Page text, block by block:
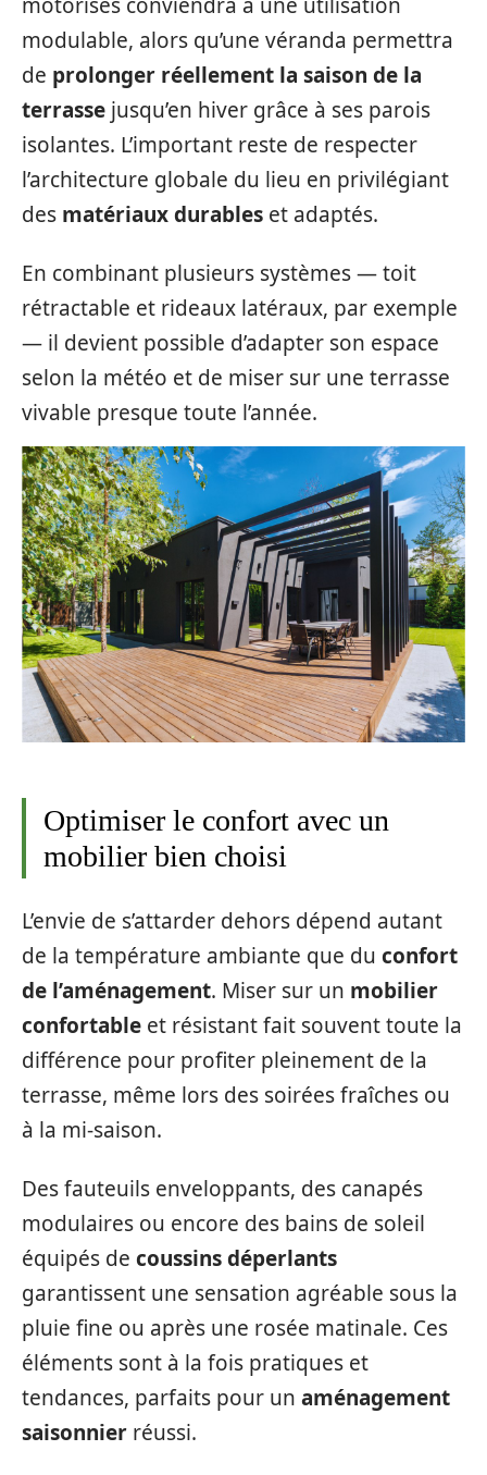
modulable, alors qu’une véranda permettra
de prolonger réellement la saison de la
terrasse jusqu’en hiver grâce à ses parois
isolantes. L’important reste de respecter
l’architecture globale du lieu en privilégiant
des matériaux durables et adaptés.
En combinant plusieurs systèmes — toit
rétractable et rideaux latéraux, par exemple
— il devient possible d’adapter son espace
selon la météo et de miser sur une terrasse
vivable presque toute l’année.
Optimiser le confort avec un
mobilier bien choisi
L’envie de s’attarder dehors dépend autant
de la température ambiante que du confort
de l’aménagement. Miser sur un mobilier
confortable et résistant fait souvent toute la
différence pour profiter pleinement de la
terrasse, même lors des soirées fraîches ou
à la mi-saison.
Des fauteuils enveloppants, des canapés
modulaires ou encore des bains de soleil
équipés de coussins déperlants
garantissent une sensation agréable sous la
pluie fine ou après une rosée matinale. Ces
éléments sont à la fois pratiques et
tendances, parfaits pour un aménagement
saisonnier réussi.